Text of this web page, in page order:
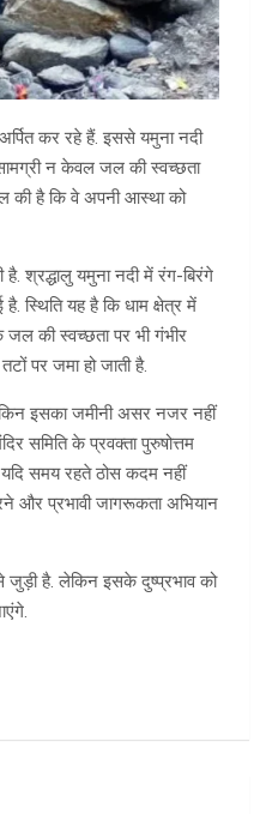
कर रहे हैं. इससे यमुना नदी
न केवल जल की स्वच्छता
की है कि वे अपनी आस्था को
श्रद्धालु यमुना नदी में रंग-बिरंगे
यह है कि धाम क्षेत्र में
की स्वच्छता पर भी गंभीर
पर जमा हो जाती है.
इसका जमीनी असर नजर नहीं
समिति के प्रवक्ता पुरुषोत्तम
यदि समय रहते ठोस कदम नहीं
और प्रभावी जागरूकता अभियान
जुड़ी है. लेकिन इसके दुष्प्रभाव को